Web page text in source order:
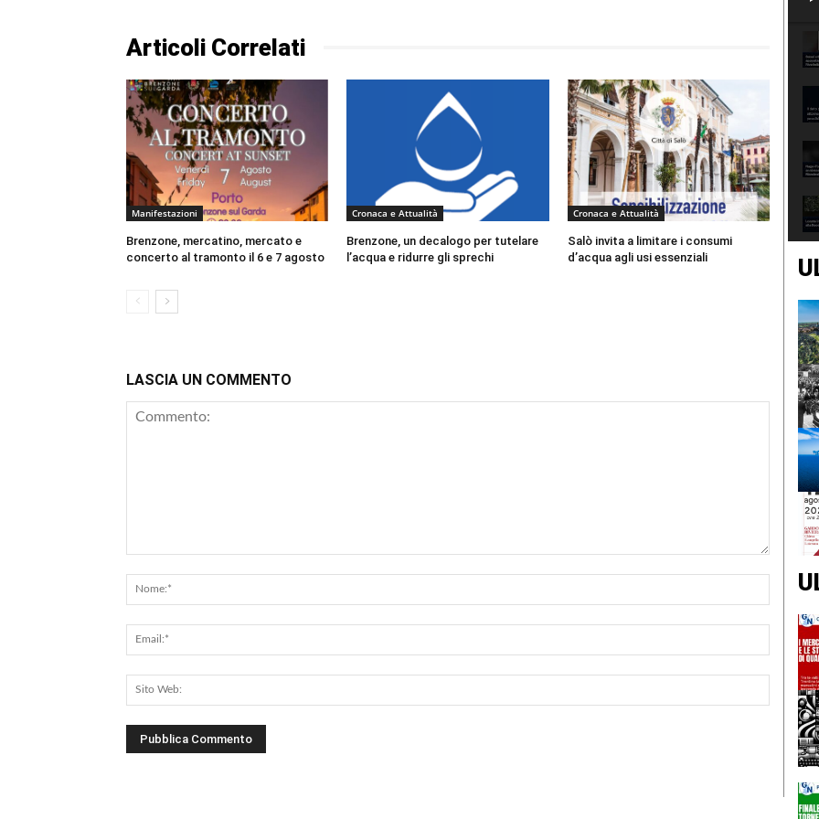
Articoli Correlati
Manifestazioni
Brenzone, mercatino, mercato e
concerto al tramonto il 6 e 7 agosto
Cronaca e Attualità
Brenzone, un decalogo per tutelare
l’acqua e ridurre gli sprechi
Cronaca e Attualità
Salò invita a limitare i consumi
d’acqua agli usi essenziali
LASCIA UN COMMENTO
Nome:*
Email:*
Web: